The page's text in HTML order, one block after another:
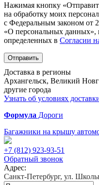
Нажимая кнопку
на обработку моих
с Федеральным законом от
«О персональных данных»,
определенных в Согласии
Отправить
Доставка в регионы
Архангельск, Великий
другие города
Узнать об условиях
Формула Дороги
Багажники на крышу
+7 (812) 923-93-51
Обратный звонок
Адрес:
Санкт-Петербург, ул.